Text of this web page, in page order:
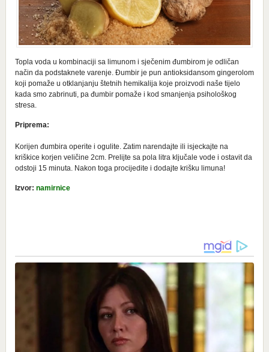
Topla voda u kombinaciji sa limunom i sječenim đumbirom je odličan
način da podstaknete varenje. Đumbir je pun antioksidansom gingerolom
koji pomaže u otklanjanju štetnih hemikalija koje proizvodi naše tijelo
kada smo zabrinuti, pa đumbir pomaže i kod smanjenja psihološkog
stresa.
Priprema:
Korijen đumbira operite i ogulite. Zatim narendajte ili isjeckajte na
kriškice korjen veličine 2cm. Prelijte sa pola litra ključale vode i ostavit da
odstoji 15 minuta. Nakon toga procijedite i dodajte krišku limuna!
Izvor: namirnice